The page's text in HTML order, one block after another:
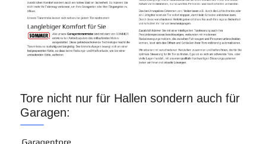
Tore nicht nur für Hallen sondern auch für
Garagen: